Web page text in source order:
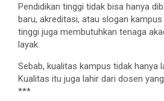
Pendidikan tinggi tidak bisa hanya
baru, akreditasi, atau slogan kampus
tinggi juga membutuhkan tenaga
layak.
Sebab, kualitas kampus tidak hanya
Kualitas itu juga lahir dari dosen
***